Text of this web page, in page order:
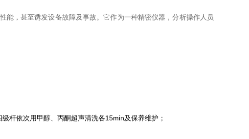
能，甚至诱发设备故障及事故。它作为一种精密仪器，分析操作人员
依次用甲醇、丙酮超声清洗各15min及保养维护；